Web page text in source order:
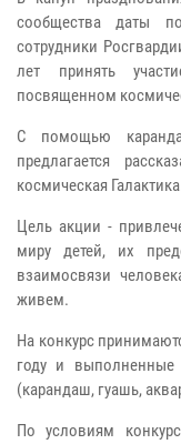
сообщества даты
сотрудники
лет принять
посвященном
С помощью
предлагается
космическая
Цель акции -
миру детей, их
взаимосвязи
живем.
На конкурс
году и
(карандаш, гуашь,
По условиям